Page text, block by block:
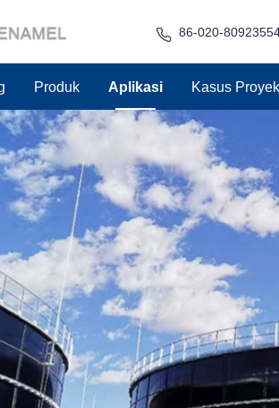
86-020-
Produk Aplikasi Kasus Proyek